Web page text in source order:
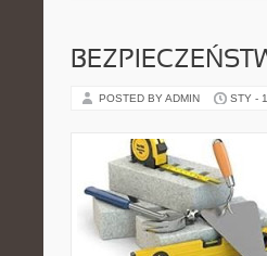
POSTED BY ADMIN STY -